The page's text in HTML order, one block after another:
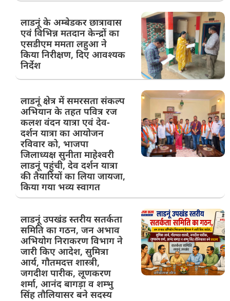
लाडनूं के अम्बेडकर छात्रावास
एवं विभिन्न मतदान केन्द्रों का
एसडीएम ममता लहुआ ने
किया निरीक्षण, दिए आवश्यक
निर्देश
लाडनूं क्षेत्र में समरसता संकल्प
अभियान के तहत पवित्र रज
कलश वंदन यात्रा एवं देव-
दर्शन यात्रा का आयोजन
रविवार को, भाजपा
जिलाध्यक्ष सुनीता माहेश्वरी
लाडनूं पहुंची, देव दर्शन यात्रा
की तैयारियों का लिया जायजा,
किया गया भव्य स्वागत
लाडनूं उपखंड स्तरीय सतर्कता
समिति का गठन, जन अभाव
अभियोग निराकरण विभाग ने
जारी किए आदेश, सुमित्रा
आर्य, गौतमदत्त शास्त्री,
जगदीश पारीक, लूणकरण
शर्मा, आनंद बागड़ा व शम्भु
सिंह तौलियासर बने सदस्य